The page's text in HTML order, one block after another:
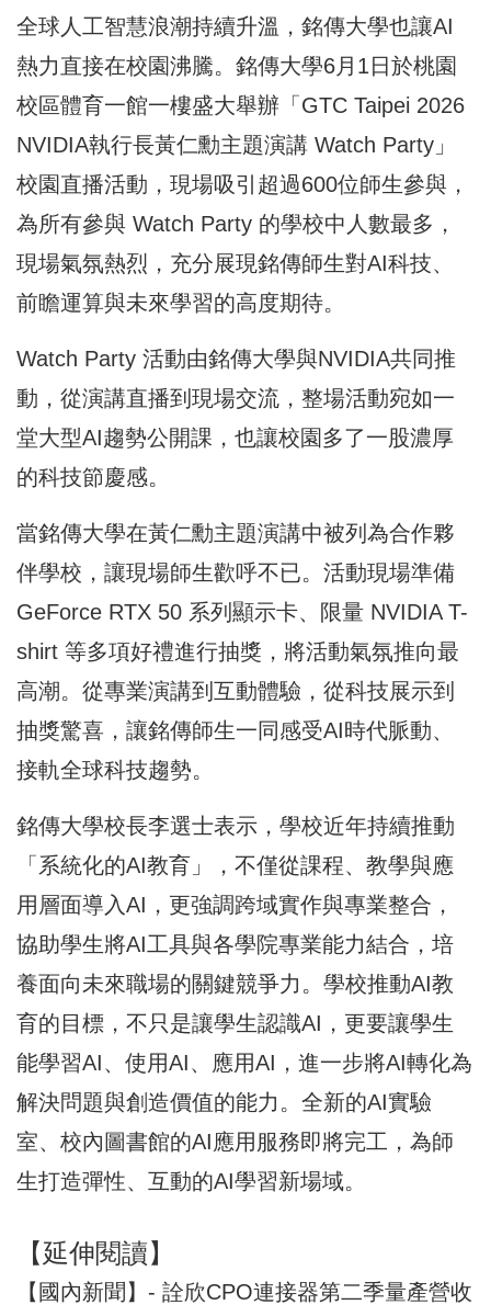
全球人工智慧浪潮持續升溫，銘傳大學也讓AI
熱力直接在校園沸騰。銘傳大學6月1日於桃園
校區體育一館一樓盛大舉辦「GTC Taipei 2026
NVIDIA執行長黃仁勳主題演講 Watch Party」
校園直播活動，現場吸引超過600位師生參與，
為所有參與 Watch Party 的學校中人數最多，
現場氣氛熱烈，充分展現銘傳師生對AI科技、
前瞻運算與未來學習的高度期待。
Watch Party 活動由銘傳大學與NVIDIA共同推
動，從演講直播到現場交流，整場活動宛如一
堂大型AI趨勢公開課，也讓校園多了一股濃厚
的科技節慶感。
當銘傳大學在黃仁勳主題演講中被列為合作夥
伴學校，讓現場師生歡呼不已。活動現場準備
GeForce RTX 50 系列顯示卡、限量 NVIDIA T-
shirt 等多項好禮進行抽獎，將活動氣氛推向最
高潮。從專業演講到互動體驗，從科技展示到
抽獎驚喜，讓銘傳師生一同感受AI時代脈動、
接軌全球科技趨勢。
銘傳大學校長李選士表示，學校近年持續推動
「系統化的AI教育」，不僅從課程、教學與應
用層面導入AI，更強調跨域實作與專業整合，
協助學生將AI工具與各學院專業能力結合，培
養面向未來職場的關鍵競爭力。學校推動AI教
育的目標，不只是讓學生認識AI，更要讓學生
能學習AI、使用AI、應用AI，進一步將AI轉化為
解決問題與創造價值的能力。全新的AI實驗
室、校內圖書館的AI應用服務即將完工，為師
生打造彈性、互動的AI學習新場域。
【延伸閱讀】
【國內新聞】- 詮欣CPO連接器第二季量產營收